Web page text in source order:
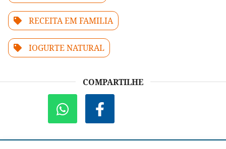
RECEITA EM FAMILIA
IOGURTE NATURAL
COMPARTILHE